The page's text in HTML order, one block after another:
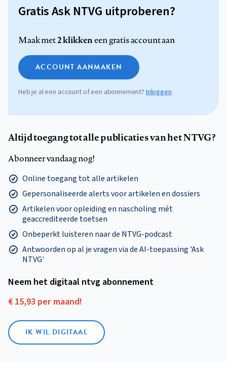
Gratis Ask NTVG uitproberen?
Maak met2 klikkeneen gratis account aan
ACCOUNT AANMAKEN
Heb je al een account of een abonnement? Inloggen
Altijd toegang tot alle publicaties van het NTVG?
Abonneer vandaag nog!
Online toegang tot alle artikelen
Gepersonaliseerde alerts voor artikelen en dossiers
Artikelen voor opleiding en nascholing mét
geaccrediteerde toetsen
Onbeperkt luisteren naar de NTVG-podcast
Antwoorden op al je vragen via de AI-toepassing 'Ask
NTVG'
Neem het digitaal ntvg abonnement
€ 15,93 per maand!
IK WIL DIGITAAL